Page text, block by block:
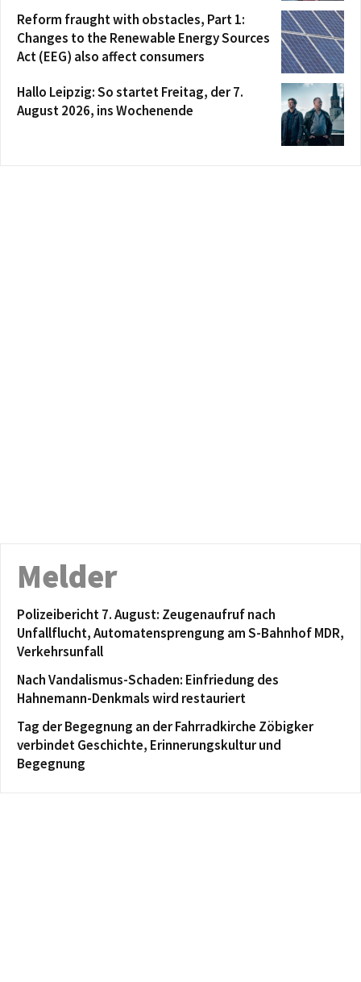
Reform fraught with obstacles, Part 1:
Changes to the Renewable Energy Sources
Act (EEG) also affect consumers
Hallo Leipzig: So startet Freitag, der 7.
August 2026, ins Wochenende
Melder
Polizeibericht 7. August: Zeugenaufruf nach
Unfallflucht, Automatensprengung am S-Bahnhof MDR,
Verkehrsunfall
Nach Vandalismus-Schaden: Einfriedung des
Hahnemann-Denkmals wird restauriert
Tag der Begegnung an der Fahrradkirche Zöbigker
verbindet Geschichte, Erinnerungskultur und
Begegnung